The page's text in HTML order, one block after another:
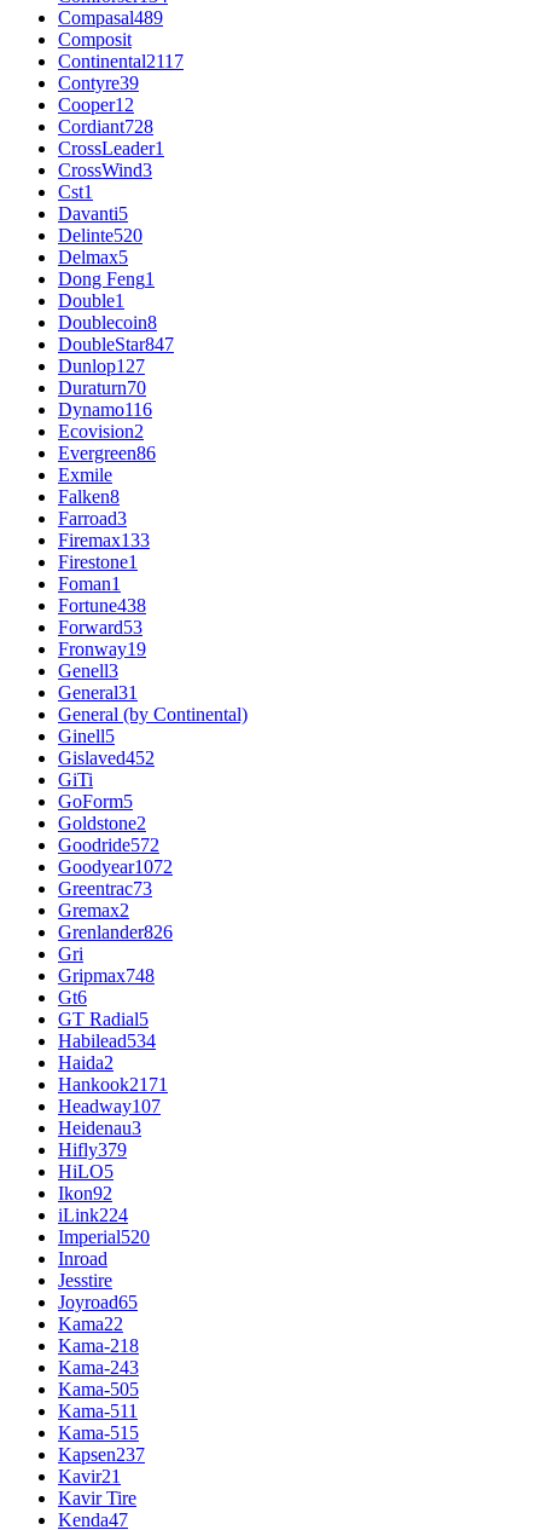
Compasal489
Composit
Continental2117
Contyre39
Cooper12
Cordiant728
CrossLeader1
CrossWind3
Cst1
Davanti5
Delinte520
Delmax5
Dong Feng1
Double1
Doublecoin8
DoubleStar847
Dunlop127
Duraturn70
Dynamo116
Ecovision2
Evergreen86
Exmile
Falken8
Farroad3
Firemax133
Firestone1
Foman1
Fortune438
Forward53
Fronway19
Genell3
General31
General (by Continental)
Ginell5
Gislaved452
GiTi
GoForm5
Goldstone2
Goodride572
Goodyear1072
Greentrac73
Gremax2
Grenlander826
Gri
Gripmax748
Gt6
GT Radial5
Habilead534
Haida2
Hankook2171
Headway107
Heidenau3
Hifly379
HiLO5
Ikon92
iLink224
Imperial520
Inroad
Jesstire
Joyroad65
Kama22
Kama-218
Kama-243
Kama-505
Kama-511
Kama-515
Kapsen237
Kavir21
Kavir Tire
Kenda47